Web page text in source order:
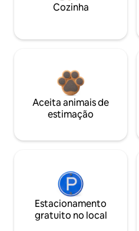
Cozinha
Aceita animais de
estimação
Estacionamento
gratuito no local